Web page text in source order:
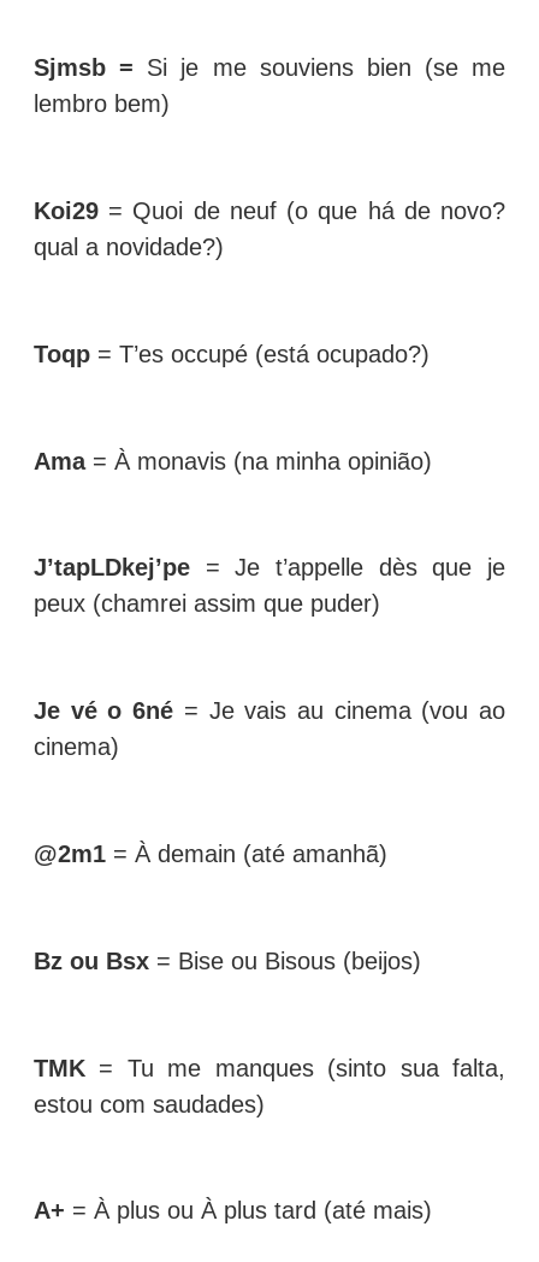
Sjmsb = Si je me souviens bien (se me
lembro bem)
Koi29 = Quoi de neuf (o que há de novo?
qual a novidade?)
Toqp = T’es occupé (está ocupado?)
Ama= À monavis (na minha opinião)
J’tapLDkej’pe = Je t’appelle dès que je
peux (chamrei assim que puder)
Je vé o 6né = Je vais au cinema (vou ao
cinema)
@2m1 = À demain (até amanhã)
Bz ou Bsx = Bise ou Bisous (beijos)
TMK = Tu me manques (sinto sua falta,
estou com saudades)
A+ = À plus ou À plus tard (até mais)